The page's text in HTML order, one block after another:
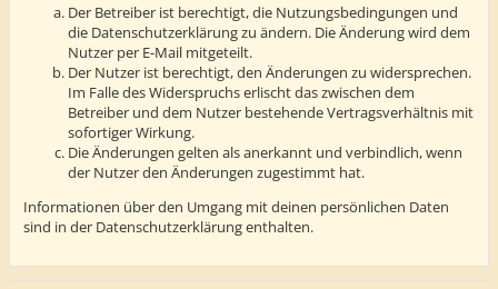
Der Betreiber ist berechtigt, die Nutzungsbedingungen und
die Datenschutzerklärung zu ändern. Die Änderung wird dem
Nutzer per E-Mail mitgeteilt.
Der Nutzer ist berechtigt, den Änderungen zu widersprechen.
Im Falle des Widerspruchs erlischt das zwischen dem
Betreiber und dem Nutzer bestehende Vertragsverhältnis mit
sofortiger Wirkung.
Die Änderungen gelten als anerkannt und verbindlich, wenn
der Nutzer den Änderungen zugestimmt hat.
Informationen über den Umgang mit deinen persönlichen Daten
sind in der Datenschutzerklärung enthalten.